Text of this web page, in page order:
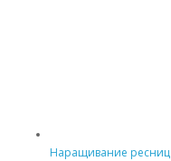
Наращивание ресниц